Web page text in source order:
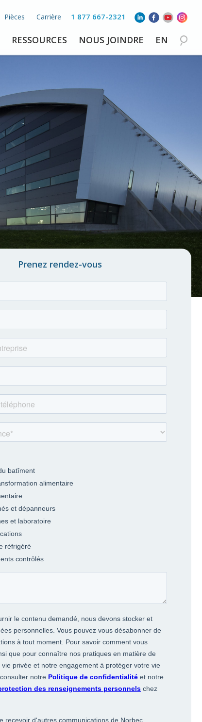
1 877 667-2321
Pièces Carrière
RESSOURCES NOUS JOINDRE EN
Prenez rendez-vous